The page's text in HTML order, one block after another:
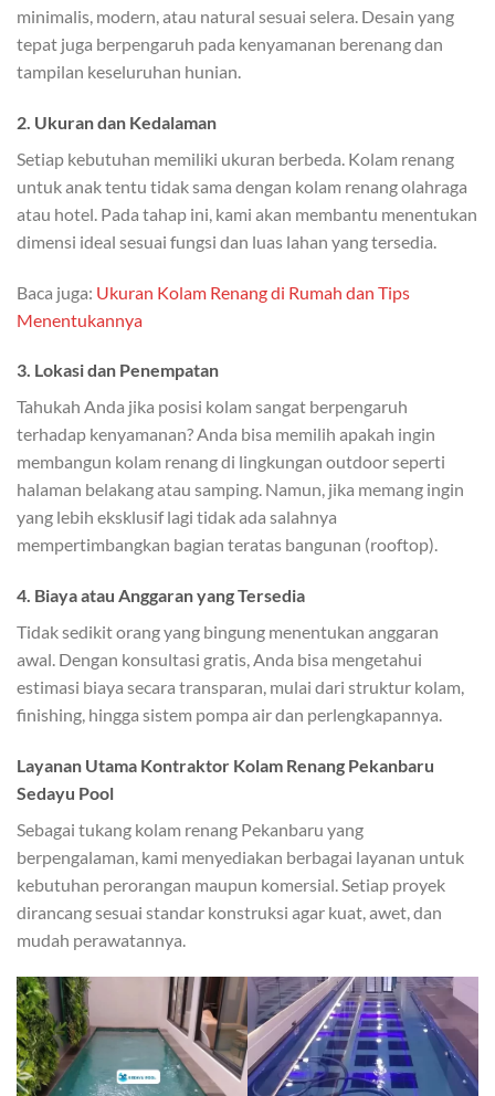
minimalis, modern, atau natural sesuai selera. Desain yang
tepat juga berpengaruh pada kenyamanan berenang dan
tampilan keseluruhan hunian.
2. Ukuran dan Kedalaman
Setiap kebutuhan memiliki ukuran berbeda. Kolam renang
untuk anak tentu tidak sama dengan kolam renang olahraga
atau hotel. Pada tahap ini, kami akan membantu menentukan
dimensi ideal sesuai fungsi dan luas lahan yang tersedia.
Baca juga: Ukuran Kolam Renang di Rumah dan Tips
Menentukannya
3. Lokasi dan Penempatan
Tahukah Anda jika posisi kolam sangat berpengaruh
terhadap kenyamanan? Anda bisa memilih apakah ingin
membangun kolam renang di lingkungan outdoor seperti
halaman belakang atau samping. Namun, jika memang ingin
yang lebih eksklusif lagi tidak ada salahnya
mempertimbangkan bagian teratas bangunan (rooftop).
4. Biaya atau Anggaran yang Tersedia
Tidak sedikit orang yang bingung menentukan anggaran
awal. Dengan konsultasi gratis, Anda bisa mengetahui
estimasi biaya secara transparan, mulai dari struktur kolam,
finishing, hingga sistem pompa air dan perlengkapannya.
Layanan Utama Kontraktor Kolam Renang Pekanbaru
Sedayu Pool
Sebagai tukang kolam renang Pekanbaru yang
berpengalaman, kami menyediakan berbagai layanan untuk
kebutuhan perorangan maupun komersial. Setiap proyek
dirancang sesuai standar konstruksi agar kuat, awet, dan
mudah perawatannya.